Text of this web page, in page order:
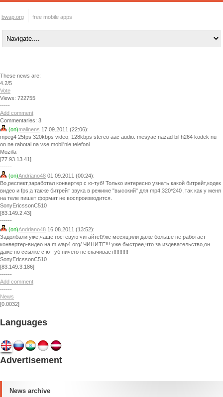
bwap.org free mobile apps
These news are:
4.2/5
Vote
Views: 722755
-----
Add comment
Commentaries: 3
(on)malinens 17.09.2011 (22:06):
mpeg4 25fps 320kbps video, 128kbps stereo aac audio. mesyac nazad bil h264 kodek nu
on ne rabotal na vse mobil'nie telefoni
Mozilla
[77.93.13.41]
------
(on)Andriano48 01.09.2011 (00:24):
Во,респект,заработал конвертер с ю-туб! Только интересно узнать какой битрейт,кодек
видео и fps,a также битрейт звука в режиме "высокий" для mp4,320*240 ,так как у меня
на теле пишет формат не воспроизводится.
SonyEricssonC510
[83.149.2.43]
------
(on)Andriano48 16.08.2011 (13:52):
Задолбали уже,чаще гостевую читайте!Уже месяц,или даже больше не работает
конвертер-видео на m.wap4.org/ ЧИНИТЕ!!! уже быстрее,что за издевательство,он
даже по ссылке с ю-туб ничего не скачивает!!!!!!!!!!
SonyEricssonC510
[83.149.3.186]
------
Add comment
------
News
[0.0032]
Languages
Advertisement
News archive